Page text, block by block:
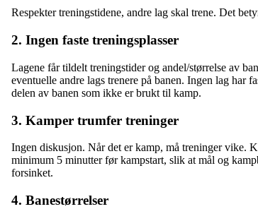
Respekter treningstidene, andre lag skal trene. Det
2. Ingen faste treningsplasser
Lagene får tildelt treningstider og andel/størrelse av
eventuelle andre lags trenere på banen. Ingen lag har
delen av banen som ikke er brukt til kamp.
3. Kamper trumfer treninger
Ingen diskusjon. Når det er kamp, må treninger vike.
minimum 5 minutter før kampstart, slik at mål og
forsinket.
4. Banestørrelser